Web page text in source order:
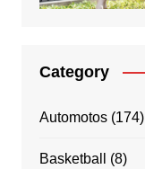
Category
Automotos(174)
Basketball (8)